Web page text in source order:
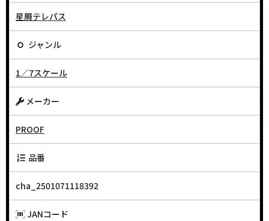
星屑テレパス
ジャンル
1／7スケール
メーカー
PROOF
品番
cha_2501071118392
JANコード